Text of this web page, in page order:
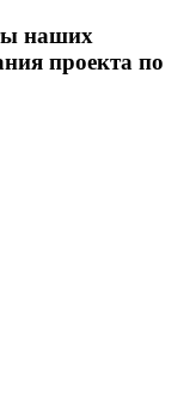
наших
проекта по